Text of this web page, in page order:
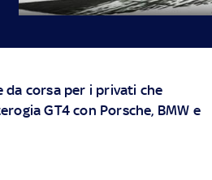
da corsa per i privati che
GT4 con Porsche, BMW e